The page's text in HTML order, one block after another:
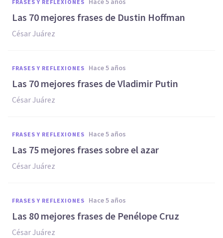
FRASES Y REFLEXIONES
Las 70 mejores frases de Dustin Hoffman
César Juárez
FRASES Y REFLEXIONES hace 5 años
Las 70 mejores frases de Vladimir Putin
César Juárez
FRASES Y REFLEXIONES hace 5 años
Las 75 mejores frases sobre el azar
César Juárez
FRASES Y REFLEXIONES hace 5 años
Las 80 mejores frases de Penélope Cruz
César Juárez